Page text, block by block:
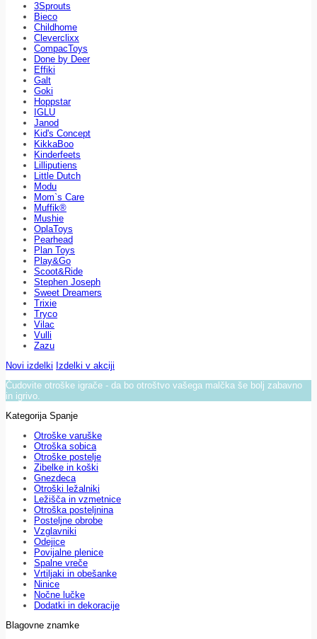
3Sprouts
Bieco
Childhome
Cleverclixx
CompacToys
Done by Deer
Effiki
Galt
Goki
Hoppstar
IGLU
Janod
Kid's Concept
KikkaBoo
Kinderfeets
Lilliputiens
Little Dutch
Modu
Mom`s Care
Muffik®
Mushie
OplaToys
Pearhead
Plan Toys
Play&Go
Scoot&Ride
Stephen Joseph
Sweet Dreamers
Trixie
Tryco
Vilac
Vulli
Zazu
Novi izdelki Izdelki v akciji
Čudovite otroške igrače - da bo otroštvo vašega malčka še bolj zabavno
in igrivo.
Kategorija Spanje
Otroške varuške
Otroška sobica
Otroške postelje
Zibelke in koški
Gnezdeca
Otroški ležalniki
Ležišča in vzmetnice
Otroška posteljnina
Posteljne obrobe
Vzglavniki
Odejice
Povijalne plenice
Spalne vreče
Vrtiljaki in obešanke
Ninice
Nočne lučke
Dodatki in dekoracije
Blagovne znamke